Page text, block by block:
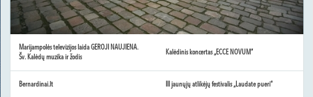
Marijampolės televizijos laida GEROJI NAUJIENA.
Šv. Kalėdų muzika ir žodis
Kalėdinis koncertas „ECCE NOVUM“
Bernardinai.lt III jaunųjų atlikėjų festivalis „Laudate pueri“